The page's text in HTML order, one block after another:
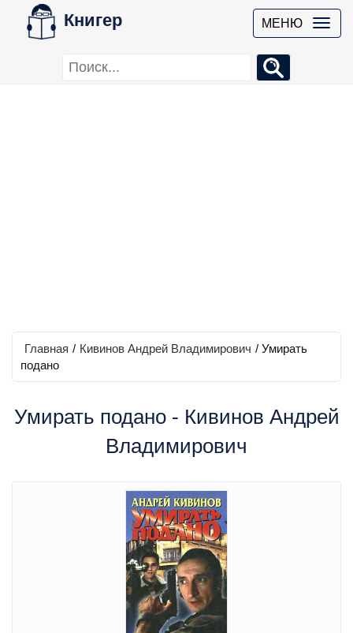
Книгер МЕНЮ
Главная / Кивинов Андрей Владимирович / Умирать
подано
Умирать подано - Кивинов Андрей
Владимирович